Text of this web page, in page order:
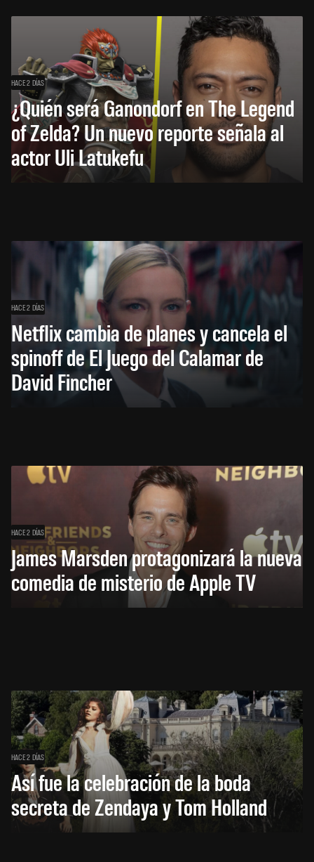
HACE 2 DÍAS
¿Quién será Ganondorf en The Legend
of Zelda? Un nuevo reporte señala al
actor Uli Latukefu
HACE 2 DÍAS
Netflix cambia de planes y cancela el
spinoff de El Juego del Calamar de
David Fincher
HACE 2 DÍAS
James Marsden protagonizará la nueva
comedia de misterio de Apple TV
HACE 2 DÍAS
Así fue la celebración de la boda
secreta de Zendaya y Tom Holland